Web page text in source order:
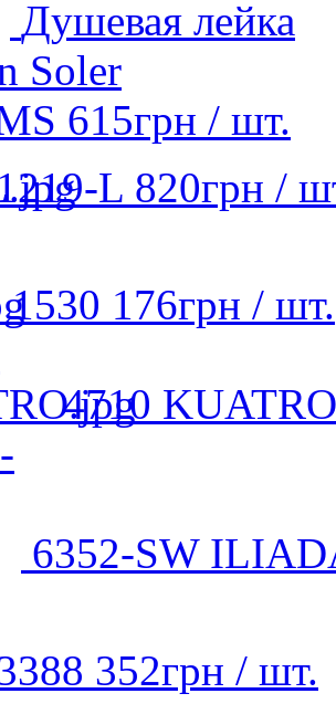
Душевая лейка
Soler
615грн / шт.
L 820грн /
1530 176грн / шт.
4710 KUATRO
6352-SW
352грн / шт.